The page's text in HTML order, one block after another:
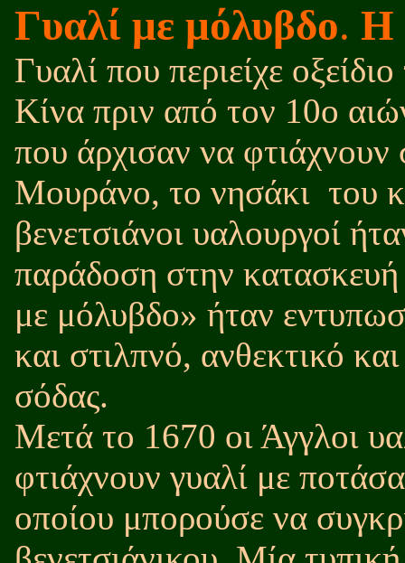
Γυαλί με μόλυβδο. Η
Γυαλί που περιείχε
Κίνα πριν από τον 10ο
που άρχισαν να φτιάχνουν
Μουράνο, το νησάκι του
βενετσιάνοι υαλουργοί
παράδοση στην κατασκευή
με μόλυβδο» ήταν
και στιλπνό, ανθεκτικό
σόδας.
Μετά το 1670 οι Άγγλοι
φτιάχνουν γυαλί με
οποίου μπορούσε να